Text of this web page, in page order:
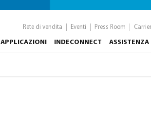
Rete di vendita Eventi Press Room
APPLICAZIONI INDECONNECT ASSISTENZA